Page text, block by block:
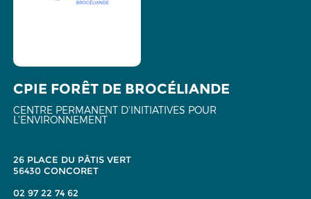
CPIE FORÊT DE BROCÉLIANDE
CENTRE PERMANENT D'INITIATIVES POUR
L'ENVIRONNEMENT
26 PLACE DU PÂTIS VERT
56430 CONCORET
02 97 22 74 62